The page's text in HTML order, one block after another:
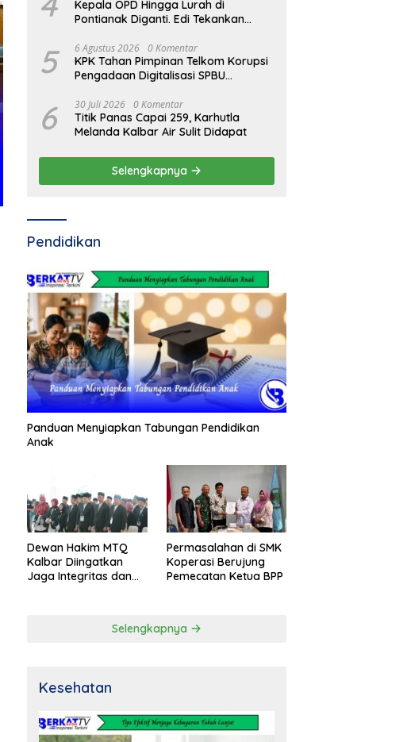
Kepala OPD Hingga Lurah di
Pontianak Diganti. Edi Tekankan
5 6 Agustus 2026 0 Komentar
KPK Tahan Pimpinan Telkom Korupsi
Pengadaan Digitalisasi SPBU
6 30 Juli 2026 0 Komentar
Titik Panas Capai 259, Karhutla
Melanda Kalbar Air Sulit Didapat
Selengkapnya
Pendidikan
Panduan Menyiapkan Tabungan Pendidikan
Anak
Dewan Hakim MTQ
Kalbar Diingatkan
Jaga Integritas dan
Permasalahan di SMK
Koperasi Berujung
Pemecatan Ketua BPP
Selengkapnya
Kesehatan